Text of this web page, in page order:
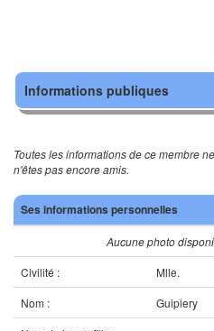
Informations publiques
Toutes les informations de ce membre
n'êtes pas encore amis.
Ses informations personnelles
Aucune photo
Civilité :
Mlle.
Nom :
Guipiery